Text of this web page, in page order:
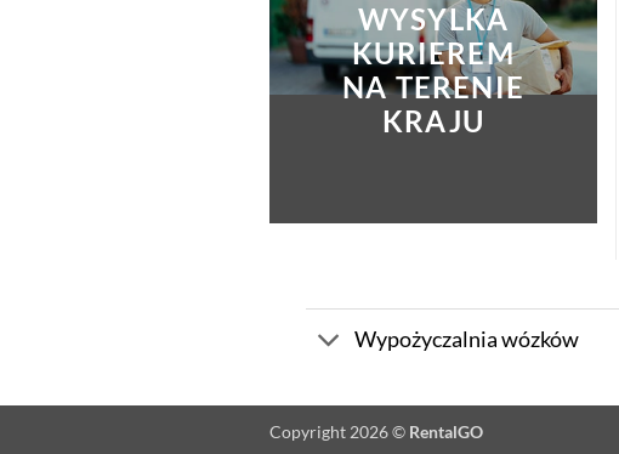
WYSYLKA
KURIEREM
NA TERENIE
KRAJU
Wypożyczalnia wózków
Copyright 2026 © RentalGO